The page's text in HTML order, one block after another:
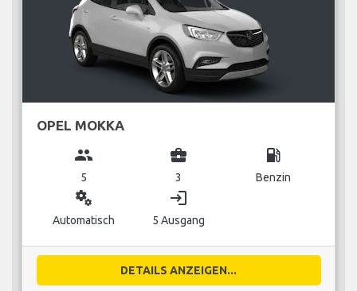
OPEL MOKKA
group
5
business_center
3
local_gas_station
Benzin
miscellaneous_services
Automatisch
login
5 Ausgang
DETAILS ANZEIGEN...